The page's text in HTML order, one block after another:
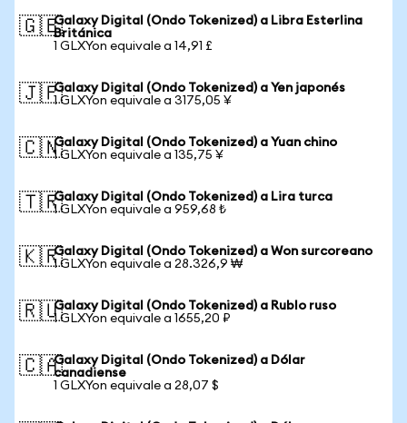
🇬🇧Galaxy Digital (Ondo Tokenized) a Libra Esterlina
Británica
1 GLXYon equivale a 14,91 £
🇯🇵Galaxy Digital (Ondo Tokenized) a Yen japonés
1 GLXYon equivale a 3175,05 ¥
🇨🇳Galaxy Digital (Ondo Tokenized) a Yuan chino
1 GLXYon equivale a 135,75 ¥
🇹🇷Galaxy Digital (Ondo Tokenized) a Lira turca
1 GLXYon equivale a 959,68 ₺
🇰🇷Galaxy Digital (Ondo Tokenized) a Won surcoreano
1 GLXYon equivale a 28.326,9 ₩
🇷🇺Galaxy Digital (Ondo Tokenized) a Rublo ruso
1 GLXYon equivale a 1655,20 ₽
🇨🇦Galaxy Digital (Ondo Tokenized) a Dólar
canadiense
1 GLXYon equivale a 28,07 $